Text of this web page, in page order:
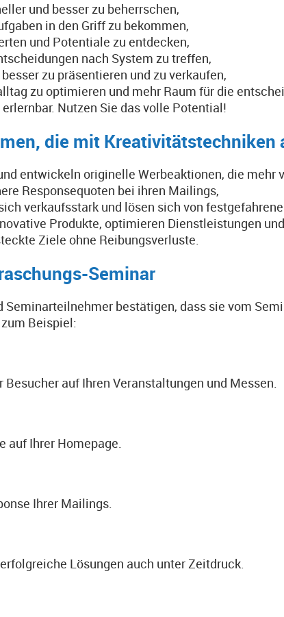
und besser zu beherrschen,
in den Griff zu bekommen,
und Potentiale zu entdecken,
nach System zu treffen,
zu präsentieren und zu verkaufen,
zu optimieren und mehr Raum für die
Nutzen Sie das volle Potential!
die mit Kreativitätstechniken
entwickeln originelle Werbeaktionen, die mehr
Responsequoten bei ihren Mailings,
verkaufsstark und lösen sich von
Produkte, optimieren Dienstleistungen
Ziele ohne Reibungsverluste.
Seminar
Seminarteilnehmer bestätigen, dass sie vom
Beispiel:
Besucher auf Ihren Veranstaltungen und Messen.
auf Ihrer Homepage.
Ihrer Mailings.
Lösungen auch unter Zeitdruck.